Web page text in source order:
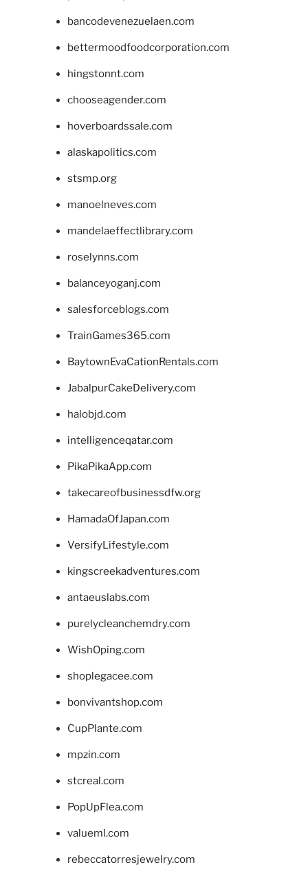
bancodevenezuelaen.com
bettermoodfoodcorporation.com
hingstonnt.com
chooseagender.com
hoverboardssale.com
alaskapolitics.com
stsmp.org
manoelneves.com
mandelaeffectlibrary.com
roselynns.com
balanceyoganj.com
salesforceblogs.com
TrainGames365.com
BaytownEvaCationRentals.com
JabalpurCakeDelivery.com
halobjd.com
intelligenceqatar.com
PikaPikaApp.com
takecareofbusinessdfw.org
HamadaOfJapan.com
VersifyLifestyle.com
kingscreekadventures.com
antaeuslabs.com
purelycleanchemdry.com
WishOping.com
shoplegacee.com
bonvivantshop.com
CupPlante.com
mpzin.com
stcreal.com
PopUpFlea.com
valueml.com
rebeccatorresjewelry.com